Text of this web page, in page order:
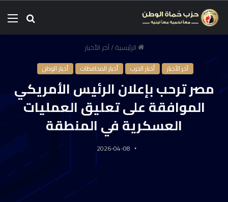
الرئيسية/آخر الأخبار
آخر الأخبار أخبار الحزب أخبار المحافظات أخبار الوطن
مصر ترحب بإعلان الرئيس الأمريكي
الموافقة على تعليق العمليات
العسكرية في المنطقة
2026-04-08